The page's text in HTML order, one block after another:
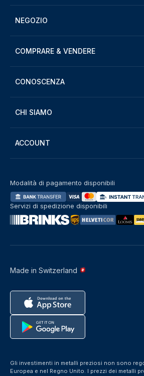
NEGOZIO
COMPRARE & VENDERE
CONOSCENZA
CHI SIAMO
ACCOUNT
Made in Switzerland
Modalità di pagamento disponibili
Servizi di spedizione disponibili
Gli investimenti in metalli preziosi non sono
Europea e nel Regno Unito. I prezzi dei metalli